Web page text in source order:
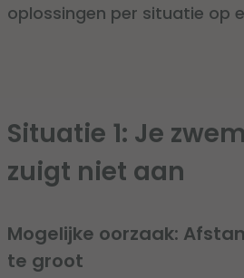
oplossingen per situatie op
Situatie 1: Je
zuigt niet aan
Mogelijke oorzaak:
te groot